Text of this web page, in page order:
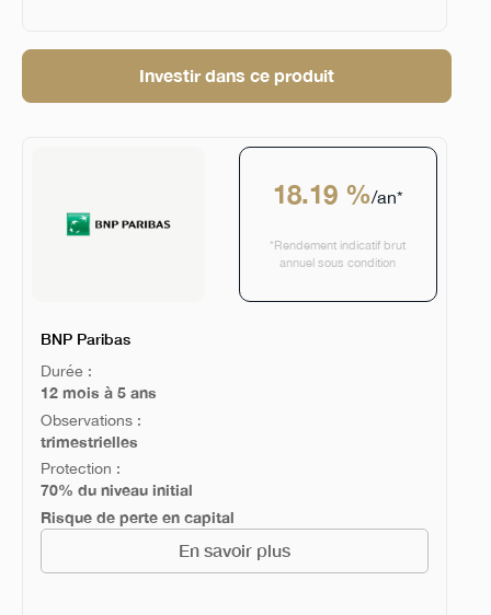
Investir dans ce produit
18.19 %/an*
*Rendement indicatif brut
annuel sous condition
BNP Paribas
Durée :
12 mois à 5 ans
Observations :
trimestrielles
Protection :
70% du niveau initial
Risque de perte en capital
En savoir plus